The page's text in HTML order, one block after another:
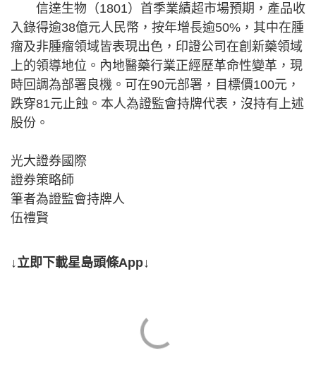
信達生物（1801）首季業績超市場預期，產品收
入錄得逾38億元人民幣，按年增長逾50%，其中在腫
瘤及非腫瘤領域皆表現出色，印證公司在創新藥領域
上的領導地位。內地醫藥行業正經歷革命性變革，現
時回調為部署良機。可在90元部署，目標價100元，
跌穿81元止蝕。本人為證監會持牌代表，沒持有上述
股份​​。
光大證券國際
證券策略師
筆者為證監會持牌人
伍禮賢
↓立即下載星島頭條App↓